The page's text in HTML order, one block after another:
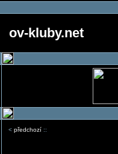
ov-kluby.net
< předchozí::